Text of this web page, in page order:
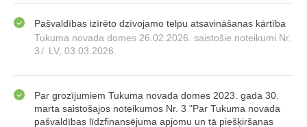
Pašvaldības izīrēto dzīvojamo telpu atsavināšanas kārtība
Tukuma novada domes 26.02.2026. saistošie noteikumi Nr.
3/ LV, 03.03.2026.
Par grozījumiem Tukuma novada domes 2023. gada 30.
marta saistošajos noteikumos Nr. 3 "Par Tukuma novada
pašvaldības līdzfinansējuma apjomu un tā piešķiršanas